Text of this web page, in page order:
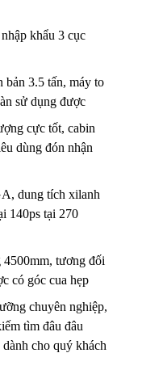
khẩu 3 cục
bản 3.5 tấn, máy to
sử dụng được
cực tốt, cabin
dùng đón nhận
dung tích xilanh
140ps tại 270
tương đối
có góc cua hẹp
chuyên nghiệp,
tìm đâu đâu
cho quý khách